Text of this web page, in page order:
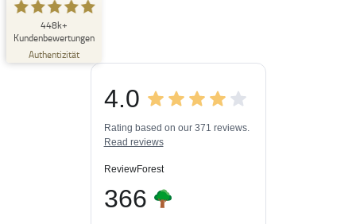
448k+
Kundenbewertungen
Authentizität
SEHR GUT
4,84
/
5,00
3
ProvenExpert.com
Blick aufs ProvenExpert-Profil werfen
06.08.2026
4.0
Rating based on our 371 reviews.
Read reviews
ReviewForest
366